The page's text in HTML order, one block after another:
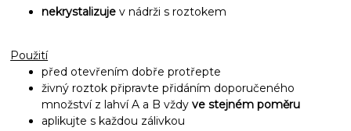
nekrystalizuje v nádrži s roztokem
Použití
před otevřením dobře protřepte
živný roztok připravte přidáním doporučeného
množství z lahví A a B vždyve stejném poměru
aplikujte s každou zálivkou